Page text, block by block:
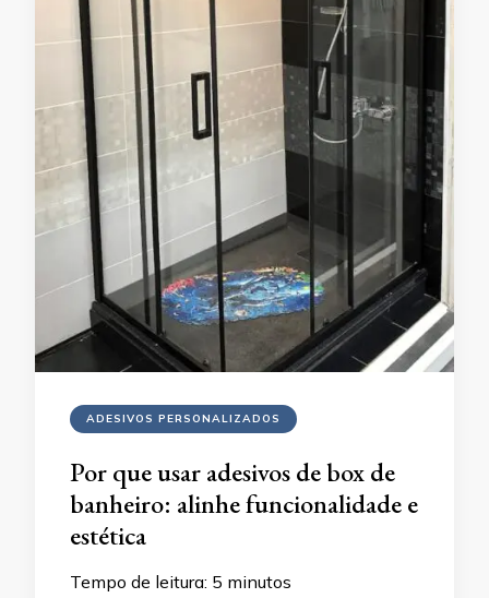
ADESIVOS PERSONALIZADOS
Por que usar adesivos de box de
banheiro: alinhe funcionalidade e
estética
Tempo de leitura: 5 minutos